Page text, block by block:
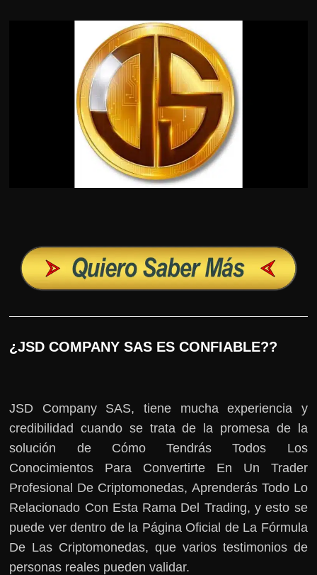
¿JSD COMPANY SAS ES CONFIABLE??
JSD Company SAS, tiene mucha experiencia y
credibilidad cuando se trata de la promesa de la
solución de Cómo Tendrás Todos Los
Conocimientos Para Convertirte En Un Trader
Profesional De Criptomonedas, Aprenderás Todo Lo
Relacionado Con Esta Rama Del Trading, y esto se
puede ver dentro de la Página Oficial de La Fórmula
De Las Criptomonedas, que varios testimonios de
personas reales pueden validar.